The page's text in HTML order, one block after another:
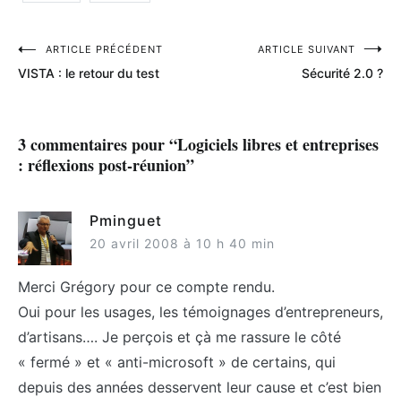
Navigation
de
ARTICLE PRÉCÉDENT
VISTA : le retour du test
ARTICLE SUIVANT
Sécurité 2.0 ?
3 commentaires pour “Logiciels libres et entreprises
: réflexions post-réunion”
Pminguet
20 avril 2008 à 10 h 40 min
Merci Grégory pour ce compte rendu.
Oui pour les usages, les témoignages d’entrepreneurs,
d’artisans…. Je perçois et çà me rassure le côté
« fermé » et « anti-microsoft » de certains, qui
depuis des années desservent leur cause et c’est bien